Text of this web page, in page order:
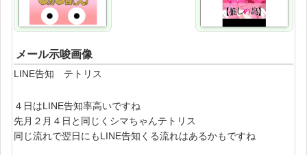
メール示唆画像
LINE告知 テトリス
４日はLINE告知率高いですね
先月２月４日と同じくシマちゃんテトリス
同じ流れで翌日にもLINE告知くる流れはあるかもですね